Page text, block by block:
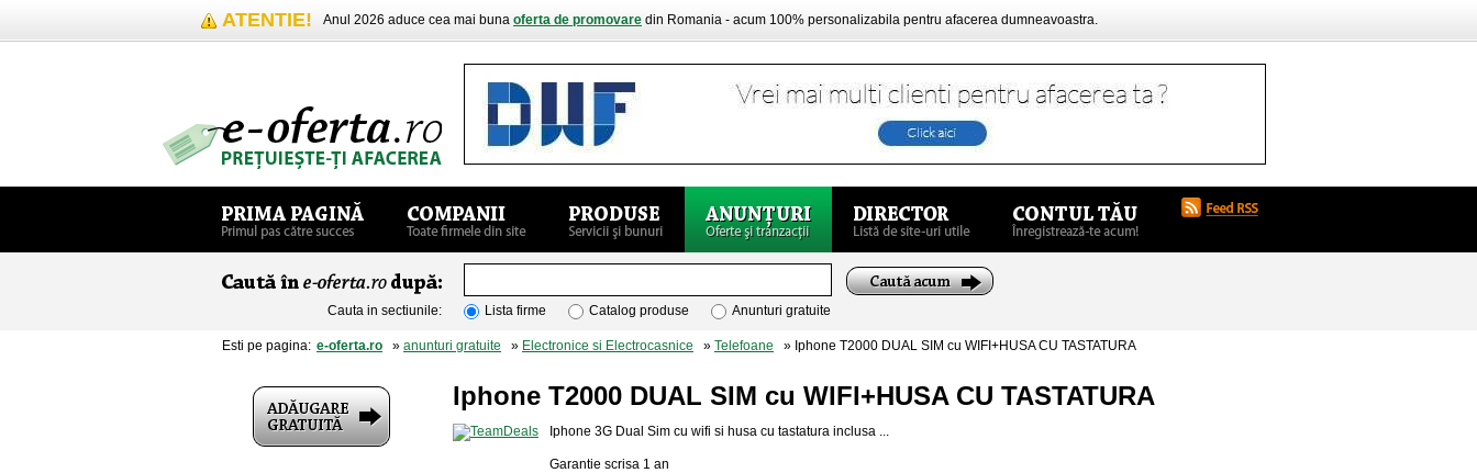
ATENTIE! Anul 2026 aduce cea mai buna oferta de promovare din Romania - acum 100% personalizabila pentru afacerea dumneavoastra.
Cauta in sectiunile: Lista firme Catalog produse Anunturi gratuite
Esti pe pagina: e-oferta.ro » anunturi gratuite » Electronice si Electrocasnice » Telefoane » Iphone T2000 DUAL SIM cu WIFI+HUSA CU TASTATURA
Iphone T2000 DUAL SIM cu WIFI+HUSA CU TASTATURA
Iphone 3G Dual Sim cu wifi si husa cu tastatura inclusa ...
Garantie scrisa 1 an